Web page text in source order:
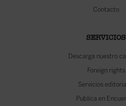
Contacto
SERVICIOS
Descarga nuestro
Foreign rights
Servicios
Publica en